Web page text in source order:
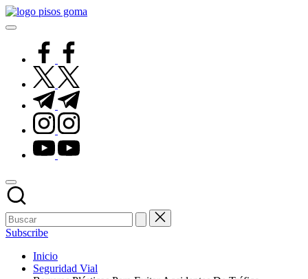
Saltar
al
facebook.com
twitter.com
t.me
instagram.com
youtube.com
Subscribe
Inicio
Seguridad Vial